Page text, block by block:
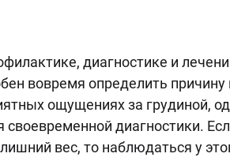
диагностике и
вовремя определить
ощущениях за грудиной,
своевременной диагностики.
вес, то наблюдаться у